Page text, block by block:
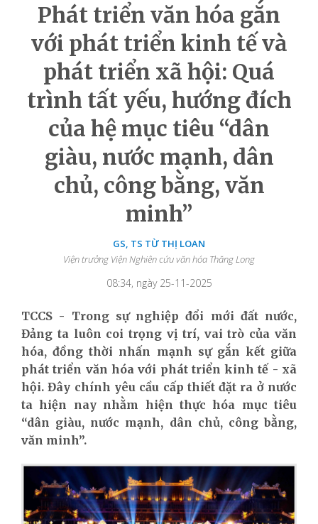
Phát triển văn hóa gắn
với phát triển kinh tế và
phát triển xã hội: Quá
trình tất yếu, hướng đích
của hệ mục tiêu “dân
giàu, nước mạnh, dân
chủ, công bằng, văn
minh”
GS, TS TỪ THỊ LOAN
Viện trưởng Viện Nghiên cứu văn hóa Thăng Long
08:34, ngày 25-11-2025
TCCS - Trong sự nghiệp đổi mới đất nước,
Đảng ta luôn coi trọng vị trí, vai trò của văn
hóa, đồng thời nhấn mạnh sự gắn kết giữa
phát triển văn hóa với phát triển kinh tế - xã
hội. Đây chính yêu cầu cấp thiết đặt ra ở nước
ta hiện nay nhằm hiện thực hóa mục tiêu
“dân giàu, nước mạnh, dân chủ, công bằng,
văn minh”.